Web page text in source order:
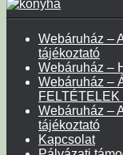
Webáruház –
tájékoztató
Webáruház –
Webáruház –
FELTÉTELEK
Webáruház –
tájékoztató
Kapcsolat